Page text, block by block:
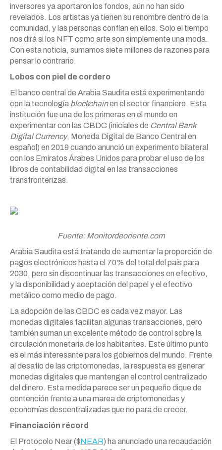
inversores ya aportaron los fondos, aún no han sido
revelados. Los artistas ya tienen su renombre dentro de la
comunidad, y las personas confían en ellos. Solo el tiempo
nos dirá si los NFT como arte son simplemente una moda.
Con esta noticia, sumamos siete millones de razones para
pensar lo contrario.
Lobos con piel de cordero
El banco central de Arabia Saudita está experimentando
con la tecnología blockchainen el sector financiero. Esta
institución fue una de los primeras en el mundo en
experimentar con las CBDC (iniciales de Central Bank
Digital Currency, Moneda Digital de Banco Central en
español) en 2019 cuando anunció un experimento bilateral
con los Emiratos Árabes Unidos para probar el uso de los
libros de contabilidad digital en las transacciones
transfronterizas.
Fuente: Monitordeoriente.com
Arabia Saudita está tratando de aumentar la proporción de
pagos electrónicos hasta el 70% del total del país para
2030, pero sin discontinuar las transacciones en efectivo,
y la disponibilidad y aceptación del papel y el efectivo
metálico como medio de pago.
La adopción de las CBDC es cada vez mayor. Las
monedas digitales facilitan algunas transacciones, pero
también suman un excelente método de control sobre la
circulación monetaria de los habitantes. Este último punto
es el más interesante para los gobiernos del mundo. Frente
al desafío de las criptomonedas, la respuesta es generar
monedas digitales que mantengan el control centralizado
del dinero. Esta medida parece ser un pequeño dique de
contención frente a una marea de criptomonedas y
economías descentralizadas que no para de crecer.
Financiación récord
El Protocolo Near ($NEAR) ha anunciado una recaudación